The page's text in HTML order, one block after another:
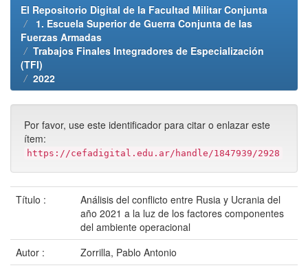
El Repositorio Digital de la Facultad Militar Conjunta
1. Escuela Superior de Guerra Conjunta de las
Fuerzas Armadas
Trabajos Finales Integradores de Especialización
(TFI)
2022
Por favor, use este identificador para citar o enlazar este
ítem:
https://cefadigital.edu.ar/handle/1847939/2928
Título :
Análisis del conflicto entre Rusia y Ucrania del
año 2021 a la luz de los factores componentes
del ambiente operacional
Autor :
Zorrilla, Pablo Antonio